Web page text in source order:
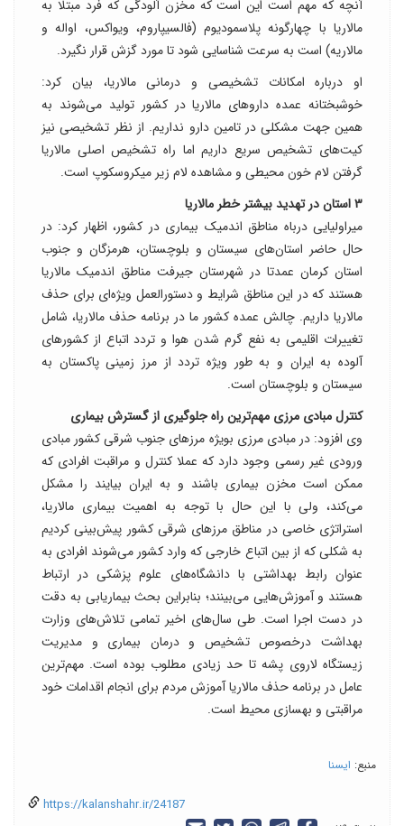
آنچه که مهم است این است که مخزن آلودگی که فرد مبتلا به
مالاریا با چهارگونه پلاسمودیوم (فالسیپاروم، ویواکس، اواله و
مالاریه) است به سرعت شناسایی شود تا مورد گزش قرار نگیرد.
او درباره امکانات تشخیصی و درمانی مالاریا،‌ بیان کرد:
خوشبختانه عمده داروهای مالاریا در کشور تولید می‌شوند به
همین جهت مشکلی در تامین دارو نداریم. از نظر تشخیصی نیز
کیت‌های تشخیص سریع داریم اما راه تشخیص اصلی مالاریا
گرفتن لام خون محیطی و مشاهده لام زیر میکروسکوپ است.
۳ استان در تهدید بیشتر خطر مالاریا
میراولیایی درباه مناطق اندمیک بیماری در کشور، اظهار کرد: در
حال حاضر استان‌های سیستان و بلوچستان، هرمزگان و جنوب
استان کرمان عمدتا در شهرستان جیرفت مناطق اندمیک مالاریا
هستند که در این مناطق شرایط و دستورالعمل ویژه‌ای برای حذف
مالاریا داریم. چالش عمده کشور ما در برنامه حذف مالاریا، شامل
تغییرات اقلیمی به نفع گرم شدن هوا و تردد اتباع از کشورهای
آلوده به ایران و به طور ویژه تردد از مرز زمینی پاکستان به
سیستان و بلوچستان است.
کنترل مبادی مرزی مهم‌ترین راه جلوگیری از گسترش بیماری
وی افزود: در مبادی مرزی بویژه مرزهای جنوب شرقی کشور مبادی
ورودی غیر رسمی وجود دارد که عملا کنترل و مراقبت افرادی که
ممکن است مخزن بیماری باشند و به ایران بیایند را مشکل
می‌کند، ولی با این حال با توجه به اهمیت بیماری مالاریا،
استراتژی‌ خاصی در مناطق مرزهای شرقی کشور پیش‌بینی کردیم
به شکلی که از بین اتباع خارجی که وارد کشور می‌شوند افرادی به
عنوان رابط بهداشتی با دانشگاه‌های علوم پزشکی در ارتباط
هستند و آموزش‌هایی می‌بینند؛ بنابراین بحث بیماریابی به دقت
در دست اجرا است. طی سال‌های اخیر تمامی تلاش‌های وزارت
بهداشت درخصوص تشخیص و درمان بیماری و مدیریت
زیستگاه لاروی پشه تا حد زیادی مطلوب بوده است. مهم‌ترین
عامل در برنامه حذف مالاریا آموزش مردم برای انجام اقدامات خود
مراقبتی و بهسازی محیط است.
منبع: ایسنا
https://kalanshahr.ir/24187